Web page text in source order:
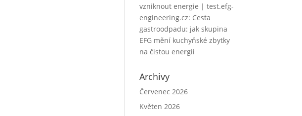
vzniknout energie | test.efg-
engineering.cz: Cesta
gastroodpadu: jak skupina
EFG mění kuchyňské zbytky
na čistou energii
Archivy
Červenec 2026
Květen 2026